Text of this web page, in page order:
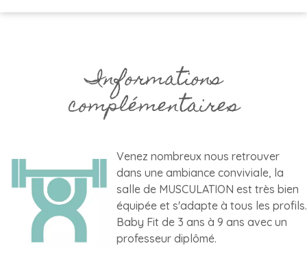
Informations
complémentaires
Venez nombreux nous retrouver
dans une ambiance conviviale, la
salle de MUSCULATION est très bien
équipée et s'adapte à tous les profils.
Baby Fit de 3 ans à 9 ans avec un
professeur diplômé.